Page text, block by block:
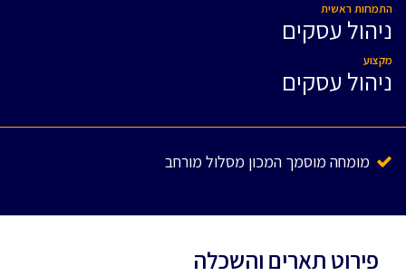
התמחות ראשית
ניהול עסקים
מקצוע
ניהול עסקים
מומחה מוסמך המכון מסלול מורחב
פירוט תארים והשכלה